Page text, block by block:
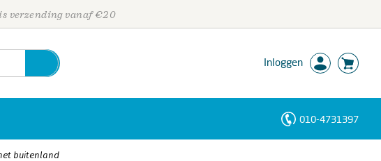
verzending vanaf €20
Inloggen
010-4731397
buitenland
Personen